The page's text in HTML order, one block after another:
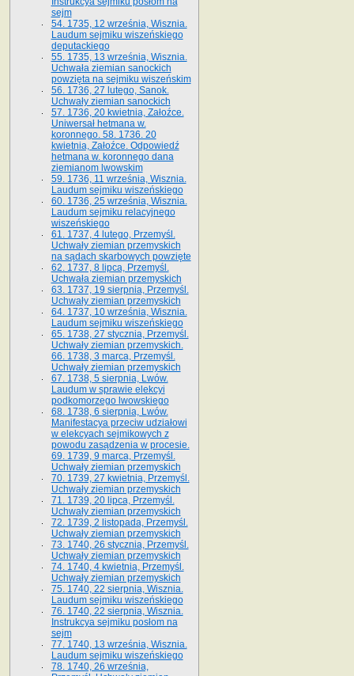
sejm
54. 1735, 12 września, Wisznia.
Laudum sejmiku wiszeńskiego
deputackiego
55. 1735, 13 września, Wisznia.
Uchwała ziemian sanockich
powzięta na sejmiku wiszeńskim
56. 1736, 27 lutego, Sanok.
Uchwały ziemian sanockich
57. 1736, 20 kwietnia, Załoźce.
Uniwersał hetmana w.
koronnego. 58. 1736. 20
kwietnia, Załoźce. Odpowiedź
hetmana w. koronnego dana
ziemianom lwowskim
59. 1736, 11 września, Wisznia.
Laudum sejmiku wiszeńskiego
60. 1736, 25 września, Wisznia.
Laudum sejmiku relacyjnego
wiszeńskiego
61. 1737, 4 lutego, Przemyśl.
Uchwały ziemian przemyskich
na sądach skarbowych powzięte
62. 1737, 8 lipca, Przemyśl.
Uchwała ziemian przemyskich
63. 1737, 19 sierpnia, Przemyśl.
Uchwały ziemian przemyskich
64. 1737, 10 września, Wisznia.
Laudum sejmiku wiszeńskiego
65. 1738, 27 stycznia, Przemyśl.
Uchwały ziemian przemyskich­­.
66. 1738, 3 marca, Przemyśl.
Uchwały ziemian przemyskich­
67. 1738, 5 sierpnia, Lwów.
Laudum w sprawie elekcyi
podkomorzego lwowskiego
68. 1738, 6 sierpnia, Lwów.
Manifestacya przeciw udziałowi
w elekcyach sejmikowych z
powodu zasądzenia w procesie.
69. 1739, 9 marca, Przemyśl.
Uchwały ziemian przemyskich
70. 1739, 27 kwietnia, Przemyśl.
Uchwały ziemian przemyskich
71. 1739, 20 lipca, Przemyśl.
Uchwały ziemian przemyskich
72. 1739, 2 listopada, Przemyśl.
Uchwały ziemian przemyskich
73. 1740, 26 stycznia, Przemyśl.
Uchwały ziemian przemyskich
74. 1740, 4 kwietnia, Przemyśl.
Uchwały ziemian przemyskich
75. 1740, 22 sierpnia, Wisznia.
Laudum sejmiku wiszeńskiego
76. 1740, 22 sierpnia, Wisznia.
Instrukcya sejmiku posłom na
sejm
77. 1740, 13 września, Wisznia.
Laudum sejmiku wiszeńskiego
78. 1740, 26 września,